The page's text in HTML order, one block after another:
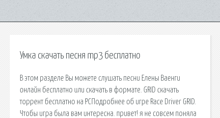
Умка скачать песня mp3 бесплатно
В этом разделе Вы можете слушать песни Елены Ваенги
онлайн бесплатно или скачать в формате. GRID скачать
торрент бесплатно на PCПодробнее об игре Race Driver GRID.
Чтобы игра была вам интересна. привет! я не совсем поняла